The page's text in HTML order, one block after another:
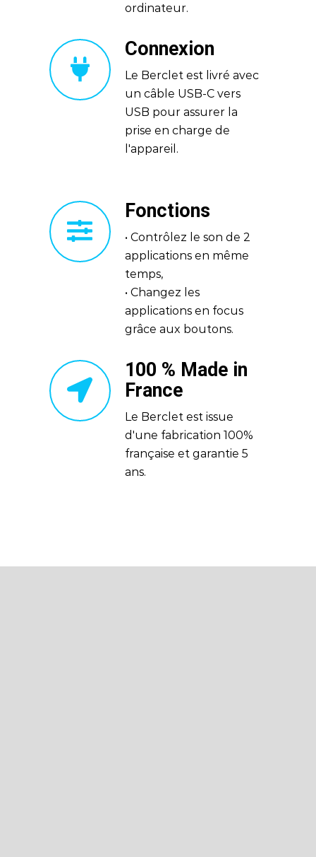
ordinateur.
Connexion
Le Berclet est livré avec
un câble USB-C vers
USB pour assurer la
prise en charge de
l'appareil.
Fonctions
• Contrôlez le son de 2
applications en même
temps,
• Changez les
applications en focus
grâce aux boutons.
100 % Made in
France
Le Berclet est issue
d'une fabrication 100%
française et garantie 5
ans.